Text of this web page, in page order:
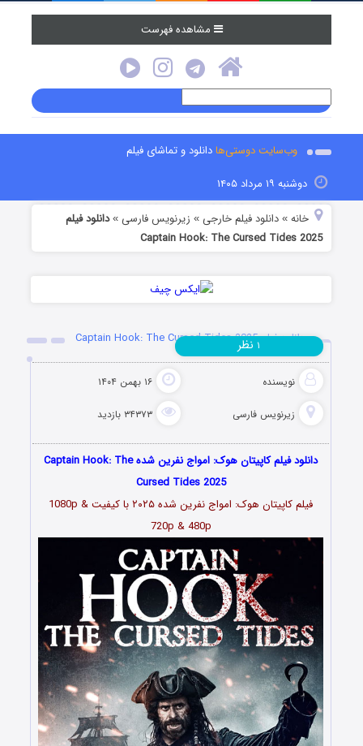
مشاهده فهرست
وب‌سایت دوستی‌هادانلود و تماشای فیلم
دوشنبه ۱۹ مرداد ۱۴۰۵
خانه »دانلود فیلم خارجی » زیرنویس فارسی »دانلود فیلم
Captain Hook: The Cursed Tides 2025
دانلود فیلم Captain Hook: The Cursed Tides 2025
نویسنده ۱۶ بهمن ۱۴۰۴
زیرنویس فارسی ۳۴۳۷۳ بازدید
۱ نظر
دانلود فیلم کاپیتان هوک: امواج نفرین شده Captain Hook: The
Cursed Tides 2025
فیلم کاپیتان هوک: امواج نفرین شده ۲۰۲۵ با کیفیت 1080p &
720p & 480p